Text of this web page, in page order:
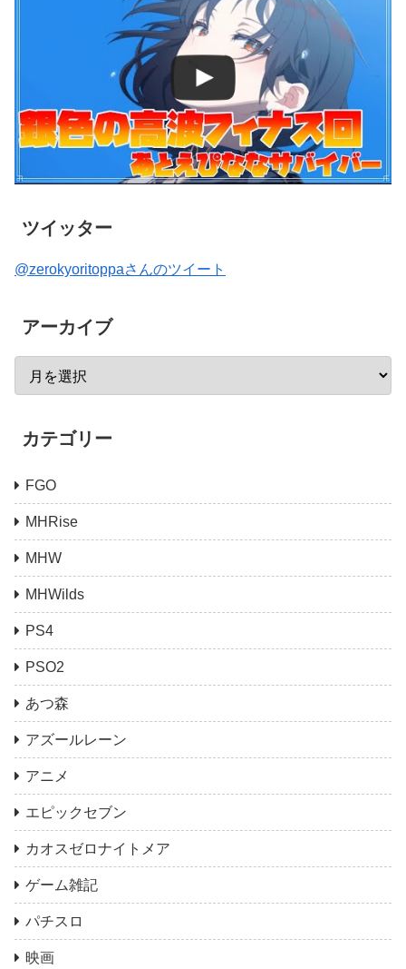
ツイッター
@zerokyoritoppaさんのツイート
アーカイブ
カテゴリー
FGO
MHRise
MHW
MHWilds
PS4
PSO2
あつ森
アズールレーン
アニメ
エピックセブン
カオスゼロナイトメア
ゲーム雑記
パチスロ
映画